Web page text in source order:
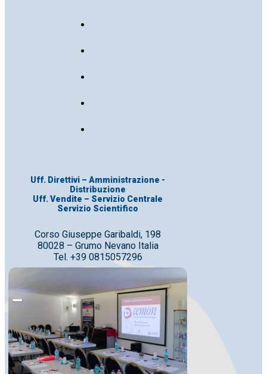
Uff. Direttivi – Amministrazione -
Distribuzione
Uff. Vendite – Servizio Centrale
Servizio Scientifico
Corso Giuseppe Garibaldi, 198
80028 – Grumo Nevano Italia
Tel. +39 0815057296